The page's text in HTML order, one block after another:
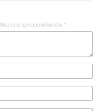
Ruas yang wajib ditandai *